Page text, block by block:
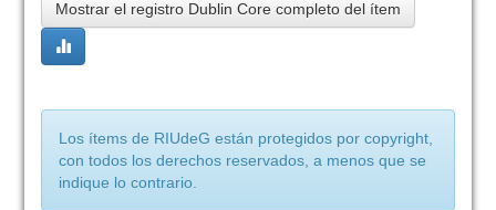
Mostrar el registro Dublin Core completo del ítem
Los ítems de RIUdeG están protegidos por copyright,
con todos los derechos reservados, a menos que se
indique lo contrario.